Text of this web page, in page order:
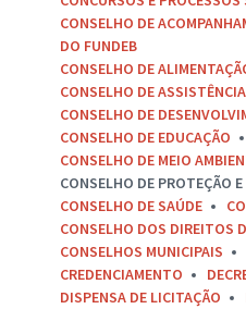
CONSELHO DE
DO FUNDEB
CONSELHO DE
CONSELHO DE
CONSELHO DE
CONSELHO DE EDUCAÇÃO
CONSELHO DE MEIO
CONSELHO DE PROTEÇÃO
CONSELHO DE SAÚDE
CONSELHO DOS DIREITOS
CONSELHOS MUNICIPAIS
CREDENCIAMENTO
DISPENSA DE LICITAÇÃO